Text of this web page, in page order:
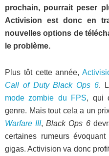
prochain, pourrait peser
Activision est donc en
nouvelles options de
le problème.
Plus tôt cette année,
Call of Duty Black Ops 6.
mode zombie du FPS, qui
genre. Mais tout cela a un
Warfare III,Black Ops 6
certaines rumeurs
gigas. Activision va donc